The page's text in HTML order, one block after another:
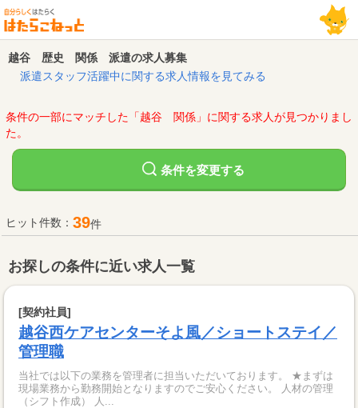
越谷 歴史 関係 派遣の求人募集
派遣スタッフ活躍中に関する求人情報を見てみる
条件の一部にマッチした「越谷 関係」に関する求人が見つかりまし
た。
条件を変更する
ヒット件数： 39件
お探しの条件に近い求人一覧
[契約社員]
越谷西ケアセンターそよ風／ショートステイ／
管理職
当社では以下の業務を管理者に担当いただいております。 ★まずは
現場業務から勤務開始となりますのでご安心ください。 人材の管理
（シフト作成） 人...